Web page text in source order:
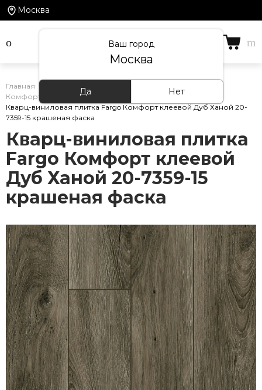
Москва
Ваш город
Москва
Да Нет
Главная Каталог товаров ПВХ-Плитка
Комфорт клеевой
/
Кварц-виниловая плитка Fargo Комфорт клеевой Дуб Ханой 20-
7359-15 крашеная фаска
Кварц-виниловая плитка
Fargo Комфорт клеевой
Дуб Ханой 20-7359-15
крашеная фаска